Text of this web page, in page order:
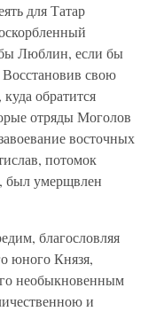
для Татар
Люблин, если бы
свою
обратится
отряды Моголов
восточных
потомок
был умерщвлен
благословляя
юного Князя,
необыкновенным
и